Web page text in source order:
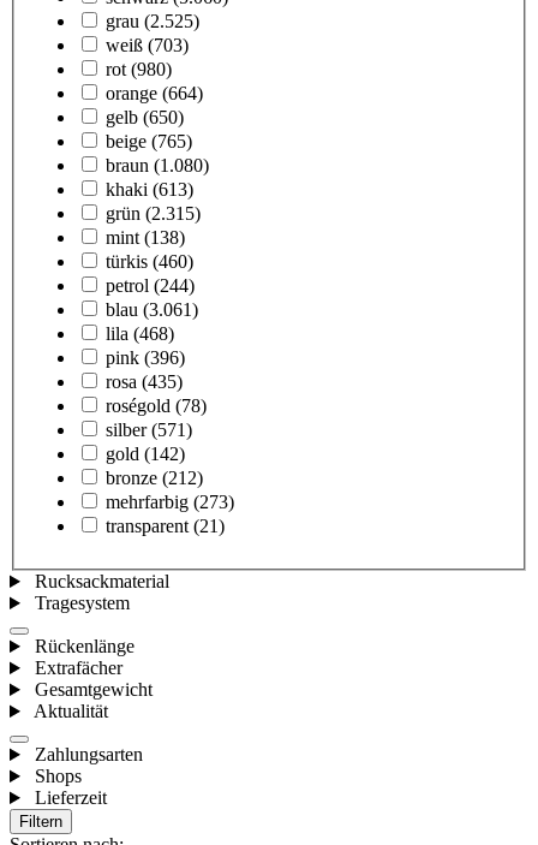
grau (2.525)
weiß (703)
rot (980)
orange (664)
gelb (650)
beige (765)
braun (1.080)
khaki (613)
grün (2.315)
mint (138)
türkis (460)
petrol (244)
blau (3.061)
lila (468)
pink (396)
rosa (435)
roségold (78)
silber (571)
gold (142)
bronze (212)
mehrfarbig (273)
transparent (21)
Rucksackmaterial
Tragesystem
Rückenlänge
Extrafächer
Gesamtgewicht
Aktualität
Zahlungsarten
Shops
Lieferzeit
Filtern